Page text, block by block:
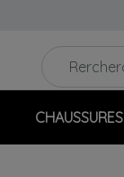
CHAUSSURES